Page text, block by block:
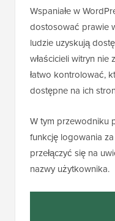
Wspaniałe w
dostosować prawie
ludzie uzyskują
właścicieli witryn
łatwo kontrolować,
dostępne na ich
W tym przewodniku
funkcję logowania
przełączyć się na
nazwy użytkownika.